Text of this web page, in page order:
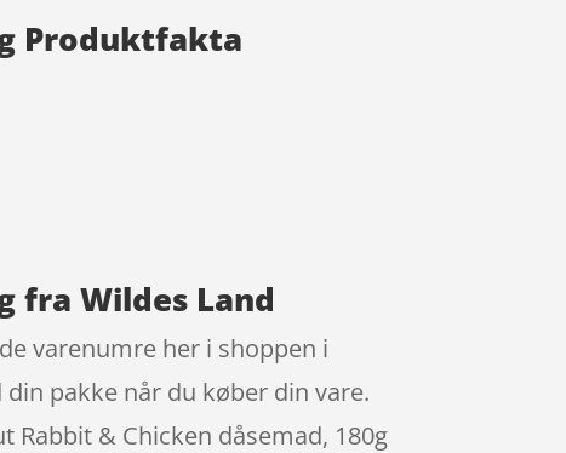
Produktfakta
fra Wildes Land
varenumre her i shoppen i
pakke når du køber din vare.
Rabbit & Chicken dåsemad, 180g